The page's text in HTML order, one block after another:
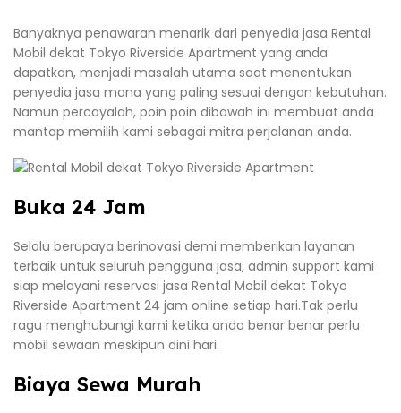
Banyaknya penawaran menarik dari penyedia jasa Rental
Mobil dekat Tokyo Riverside Apartment yang anda
dapatkan, menjadi masalah utama saat menentukan
penyedia jasa mana yang paling sesuai dengan kebutuhan.
Namun percayalah, poin poin dibawah ini membuat anda
mantap memilih kami sebagai mitra perjalanan anda.
Buka 24 Jam
Selalu berupaya berinovasi demi memberikan layanan
terbaik untuk seluruh pengguna jasa, admin support kami
siap melayani reservasi jasa Rental Mobil dekat Tokyo
Riverside Apartment 24 jam online setiap hari.Tak perlu
ragu menghubungi kami ketika anda benar benar perlu
mobil sewaan meskipun dini hari.
Biaya Sewa Murah